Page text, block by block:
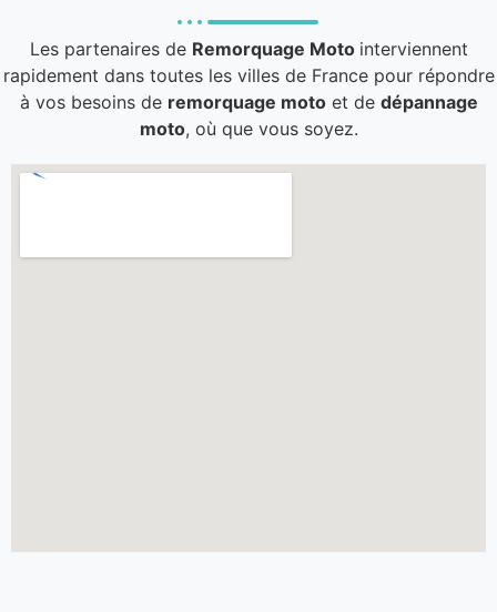
Les partenaires de Remorquage Moto interviennent
rapidement dans toutes les villes de France pour répondre
à vos besoins de remorquage motoet de dépannage
moto, où que vous soyez.